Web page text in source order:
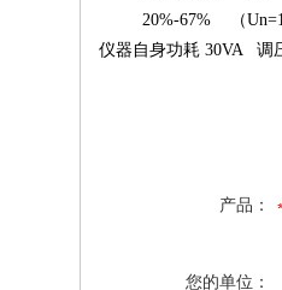
20%-67% （
仪器自身功耗 30VA 调
产品：
您的单位：